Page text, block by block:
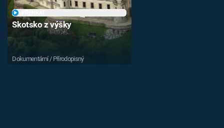
Skotsko z výšky
Dokumentární / Přírodopisný